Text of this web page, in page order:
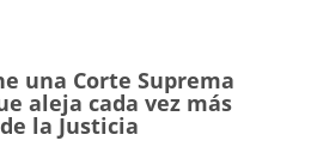
una Corte Suprema
aleja cada vez más
la Justicia